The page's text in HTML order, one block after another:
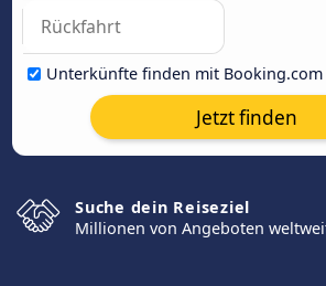
Unterkünfte finden mit Booking.com
Jetzt finden
Suche dein Reiseziel
Millionen von Angeboten